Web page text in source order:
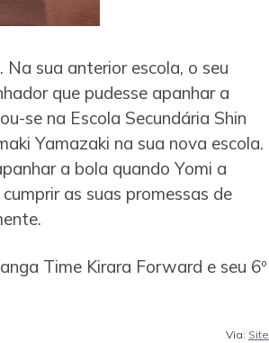
sua anterior escola, o seu
que pudesse apanhar a
se na Escola Secundária Shin
Yamazaki na sua nova escola.
a bola quando Yomi a
as suas promessas de
Time Kirara Forward e seu 6º
Via: Site